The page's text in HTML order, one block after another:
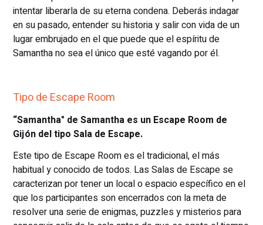
intentar liberarla de su eterna condena. Deberás indagar
en su pasado, entender su historia y salir con vida de un
lugar embrujado en el que puede que el espíritu de
Samantha no sea el único que esté vagando por él.
Tipo de Escape Room
“Samantha" de Samantha es un Escape Room de
Gijón del tipo Sala de Escape.
Este tipo de Escape Room es el tradicional, el más
habitual y conocido de todos. Las Salas de Escape se
caracterizan por tener un local o espacio específico en el
que los participantes son encerrados con la meta de
resolver una serie de enigmas, puzzles y misterios para